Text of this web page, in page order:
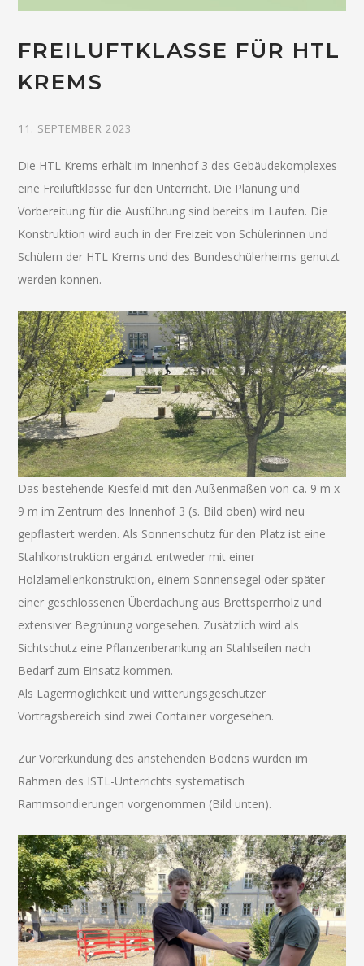
FREILUFTKLASSE FÜR HTL
KREMS
11. SEPTEMBER 2023
Die HTL Krems erhält im Innenhof 3 des Gebäudekomplexes
eine Freiluftklasse für den Unterricht. Die Planung und
Vorbereitung für die Ausführung sind bereits im Laufen. Die
Konstruktion wird auch in der Freizeit von Schülerinnen und
Schülern der HTL Krems und des Bundeschülerheims genutzt
werden können.
Das bestehende Kiesfeld mit den Außenmaßen von ca. 9 m x
9 m im Zentrum des Innenhof 3 (s. Bild oben) wird neu
gepflastert werden. Als Sonnenschutz für den Platz ist eine
Stahlkonstruktion ergänzt entweder mit einer
Holzlamellenkonstruktion, einem Sonnensegel oder später
einer geschlossenen Überdachung aus Brettsperrholz und
extensiver Begrünung vorgesehen. Zusätzlich wird als
Sichtschutz eine Pflanzenberankung an Stahlseilen nach
Bedarf zum Einsatz kommen.
Als Lagermöglichkeit und witterungsgeschützer
Vortragsbereich sind zwei Container vorgesehen.
Zur Vorerkundung des anstehenden Bodens wurden im
Rahmen des ISTL-Unterrichts systematisch
Rammsondierungen vorgenommen (Bild unten).